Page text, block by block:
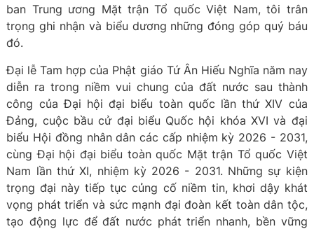
ban Trung ương Mặt trận Tổ quốc Việt Nam, tôi trân
trọng ghi nhận và biểu dương những đóng góp quý báu
đó.
Đại lễ Tam hợp của Phật giáo Tứ Ân Hiếu Nghĩa năm nay
diễn ra trong niềm vui chung của đất nước sau thành
công của Đại hội đại biểu toàn quốc lần thứ XIV của
Đảng, cuộc bầu cử đại biểu Quốc hội khóa XVI và đại
biểu Hội đồng nhân dân các cấp nhiệm kỳ 2026 - 2031,
cùng Đại hội đại biểu toàn quốc Mặt trận Tổ quốc Việt
Nam lần thứ XI, nhiệm kỳ 2026 - 2031. Những sự kiện
trọng đại này tiếp tục củng cố niềm tin, khơi dậy khát
vọng phát triển và sức mạnh đại đoàn kết toàn dân tộc,
tạo động lực để đất nước phát triển nhanh, bền vững